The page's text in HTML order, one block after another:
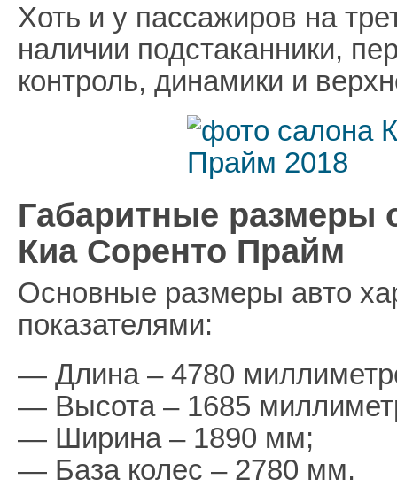
Хоть и у пассажиров на
наличии подстаканники,
контроль, динамики и
Габаритные размеры
Киа Соренто Прайм
Основные размеры авто
показателями:
— Длина – 4780
— Высота – 1685
— Ширина – 1890 мм;
— База колес – 2780 мм.